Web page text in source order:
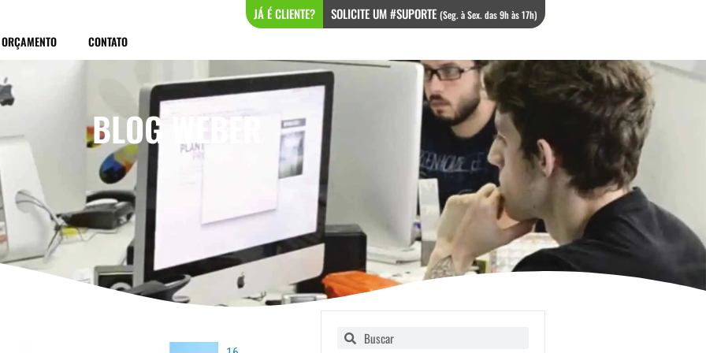
JÁ É CLIENTE? SOLICITE UM #SUPORTE (Seg. à Sex. das 9h às 17h)
ORÇAMENTO CONTATO
BLOG WEBER
Pesquisar
Pesquisar